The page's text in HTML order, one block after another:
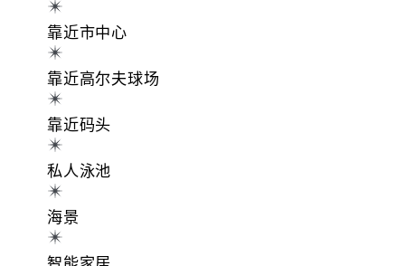
靠近市中心
靠近高尔夫球场
靠近码头
私人泳池
海景